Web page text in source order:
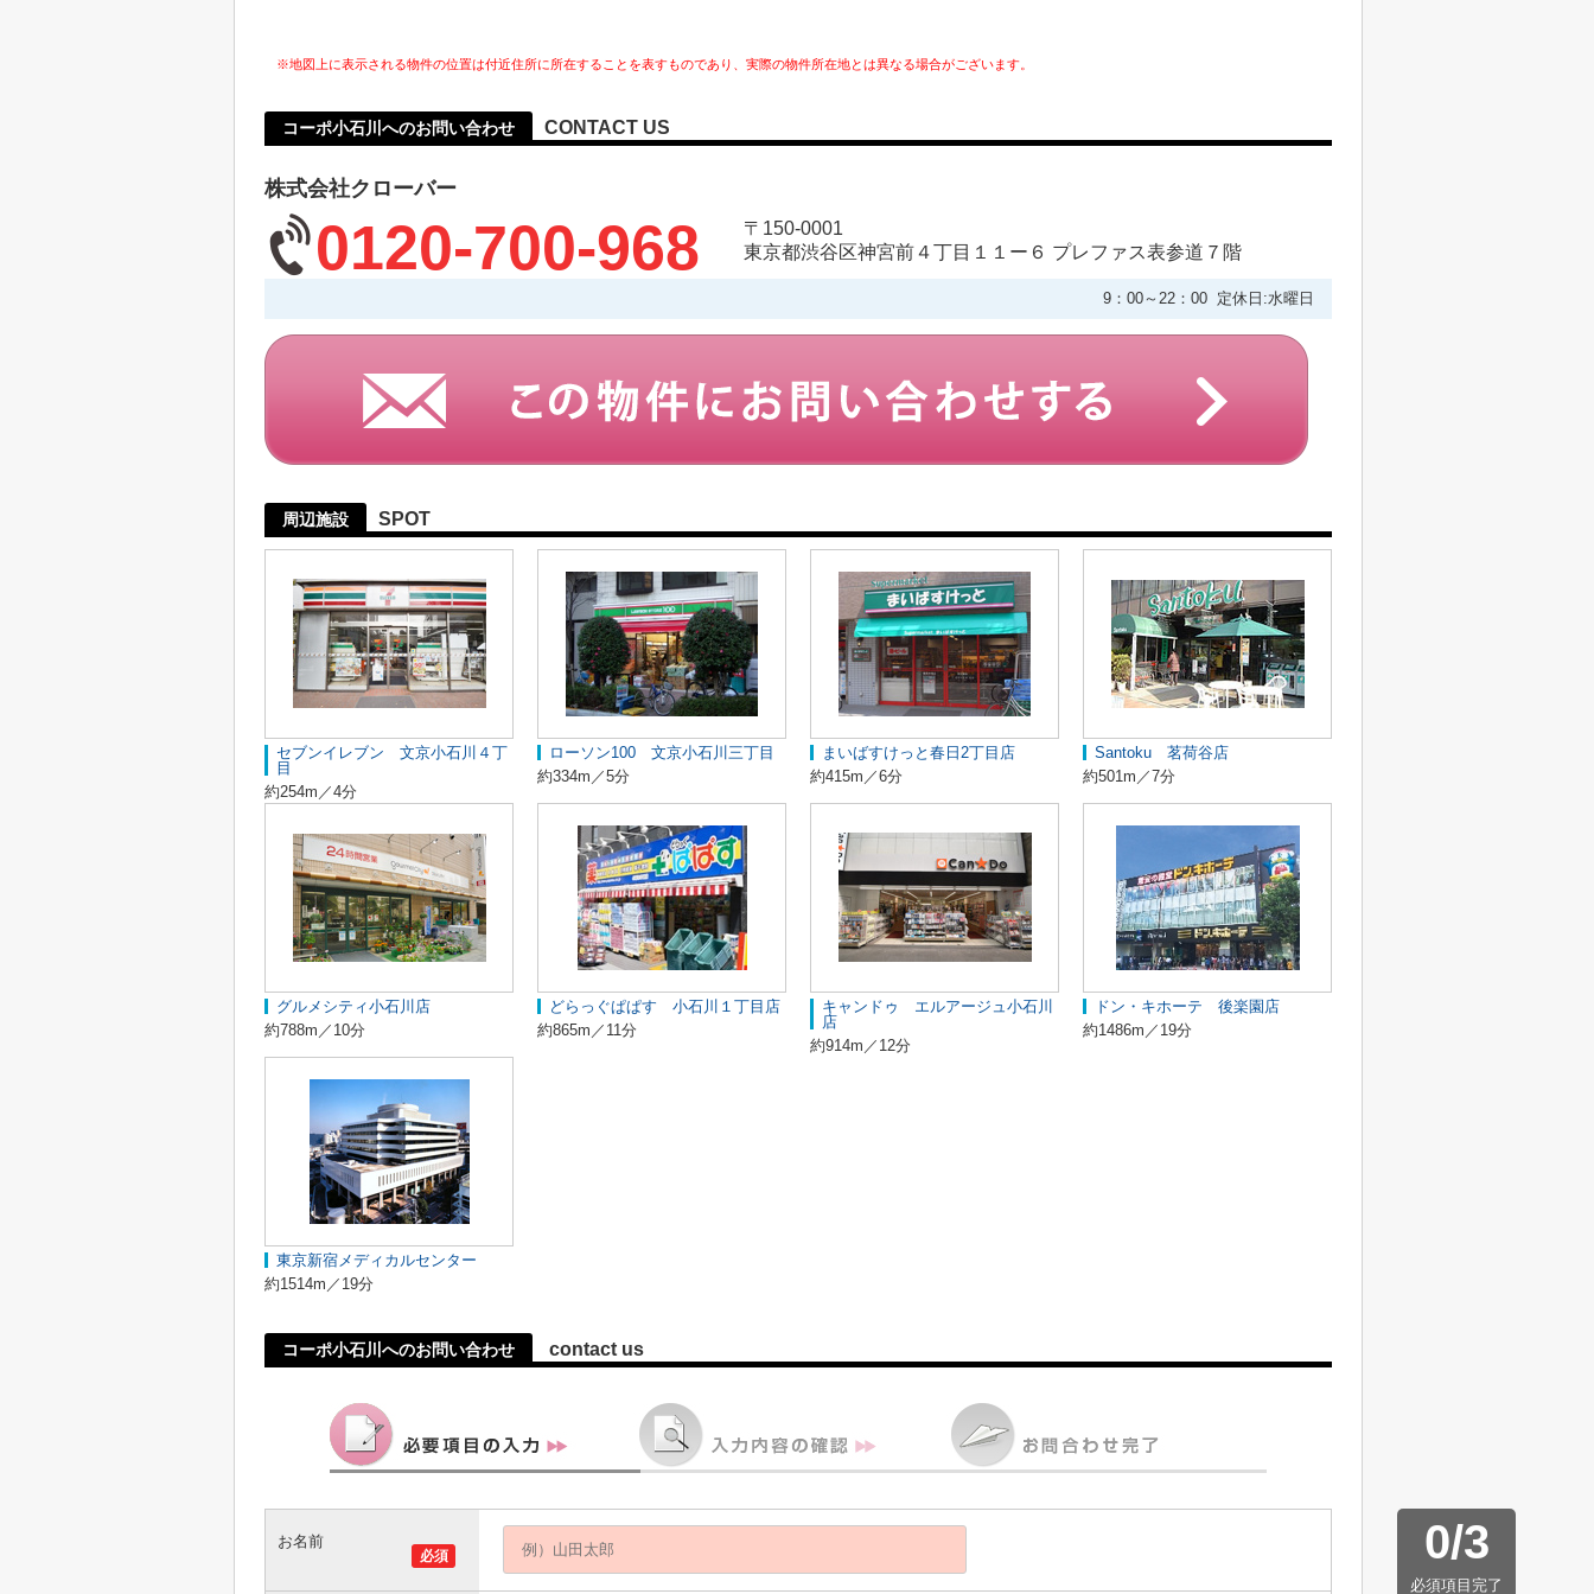
※地図上に表示される物件の位置は付近住所に所在することを表すものであり、実際の物件所在地とは異なる場合がございます。
コーポ小石川へのお問い合わせ CONTACT US
株式会社クローバー
0120-700-968
〒150-0001
東京都渋谷区神宮前４丁目１１ー６ プレファス表参道７階
9：00～22：00 定休日:水曜日
周辺施設 SPOT
セブンイレブン 文京小石川４丁
目
約254m／4分
ローソン100 文京小石川三丁目
約334m／5分
まいばすけっと春日2丁目店
約415m／6分
Santoku 茗荷谷店
約501m／7分
グルメシティ小石川店
約788m／10分
どらっぐぱぱす 小石川１丁目店
約865m／11分
キャンドゥ エルアージュ小石川
店
約914m／12分
ドン・キホーテ 後楽園店
約1486m／19分
東京新宿メディカルセンター
約1514m／19分
コーポ小石川へのお問い合わせ contact us
0/3
必須項目完了
必須
お名前